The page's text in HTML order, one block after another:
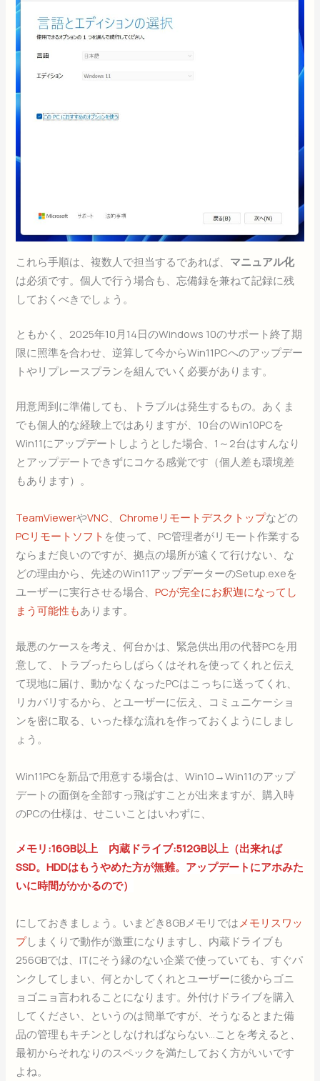
これら手順は、複数人で担当するであれば、 マニュアル化
は必須です。個人で行う場合も、忘備録を兼ねて記録に残
しておくべきでしょう。
ともかく、2025年10月14日のWindows 10のサポート終了期
限に照準を合わせ、逆算して今からWin11PCへのアップデー
トやリプレースプランを組んでいく必要があります。
用意周到に準備しても、トラブルは発生するもの。あくま
でも個人的な経験上ではありますが、10台のWin10PCを
Win11にアップデートしようとした場合、1～2台はすんなり
とアップデートできずにコケる感覚です（個人差も環境差
もあります）。
TeamViewerやVNC、Chromeリモートデスクトップなどの
PCリモートソフト を使って、PC管理者がリモート作業する
ならまだ良いのですが、拠点の場所が遠くて行けない、な
どの理由から、先述のWin11アップデーターのSetup.exeを
ユーザーに実行させる場合、PCが完全にお釈迦になってし
まう可能性もあります。
最悪のケースを考え、何台かは、緊急供出用の代替PCを用
意して、トラブったらしばらくはそれを使ってくれと伝え
て現地に届け、動かなくなったPCはこっちに送ってくれ、
リカバリするから、とユーザーに伝え、コミュニケーショ
ンを密に取る、いった様な流れを作っておくようにしまし
ょう。
Win11PCを新品で用意する場合は、Win10→Win11のアップ
デートの面倒を全部すっ飛ばすことが出来ますが、購入時
のPCの仕様は、せこいことはいわずに、
メモリ:16GB以上 内蔵ドライブ:512GB以上（出来れば
SSD。HDDはもうやめた方が無難。アップデートにアホみた
いに時間がかかるので）
にしておきましょう。いまどき8GBメモリでは メモリスワッ
プしまくりで動作が激重になりますし、内蔵ドライブも
256GBでは、ITにそう縁のない企業で使っていても、すぐパ
ンクしてしまい、何とかしてくれとユーザーに後からゴニ
ョゴニョ言われることになります。外付けドライブを購入
してください、というのは簡単ですが、そうなるとまた備
品の管理もキチンとしなければならない…ことを考えると、
最初からそれなりのスペックを満たしておく方がいいです
よね。